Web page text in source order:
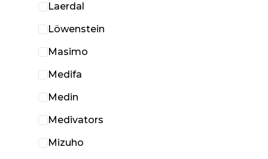
Laerdal
Löwenstein
Masimo
Medifa
Medin
Medivators
Mizuho